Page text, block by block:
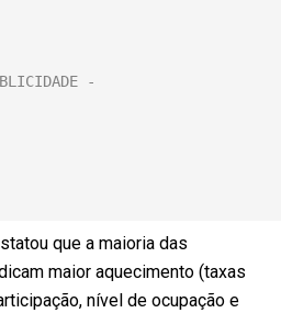
que a maioria das
maior aquecimento (taxas
nível de ocupação e